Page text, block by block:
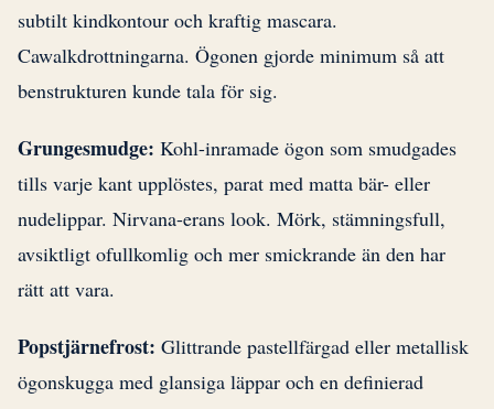
subtilt kindkontour och kraftig mascara.
Cawalkdrottningarna. Ögonen gjorde minimum så att
benstrukturen kunde tala för sig.
Grungesmudge: Kohl-inramade ögon som smudgades
tills varje kant upplöstes, parat med matta bär- eller
nudelippar. Nirvana-erans look. Mörk, stämningsfull,
avsiktligt ofullkomlig och mer smickrande än den har
rätt att vara.
Popstjärnefrost: Glittrande pastellfärgad eller metallisk
ögonskugga med glansiga läppar och en definierad